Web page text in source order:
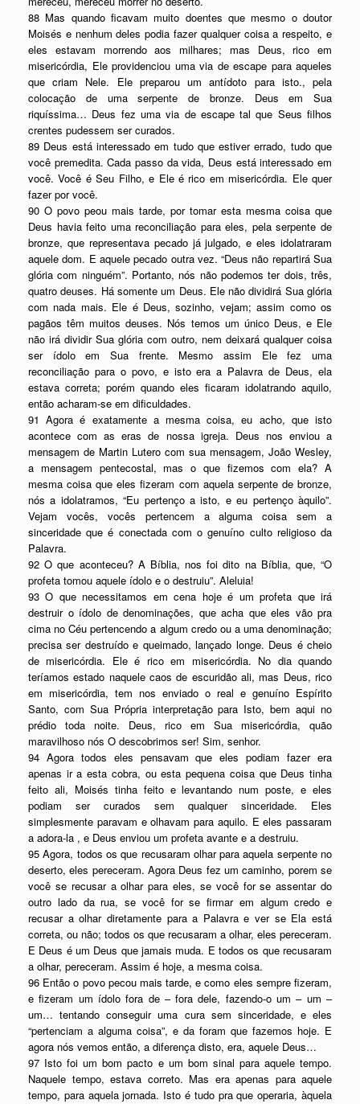
88 Mas quando ficavam muito doentes que mesmo o doutor
Moisés e nenhum deles podia fazer qualquer coisa a respeito, e
eles estavam morrendo aos milhares; mas Deus, rico em
misericórdia, Ele providenciou uma via de escape para aqueles
que criam Nele. Ele preparou um antídoto para isto., pela
colocação de uma serpente de bronze. Deus em Sua
riquíssima… Deus fez uma via de escape tal que Seus filhos
crentes pudessem ser curados.
89 Deus está interessado em tudo que estiver errado, tudo que
você premedita. Cada passo da vida, Deus está interessado em
você. Você é Seu Filho, e Ele é rico em misericórdia. Ele quer
fazer por você.
90 O povo peou mais tarde, por tomar esta mesma coisa que
Deus havia feito uma reconciliação para eles, pela serpente de
bronze, que representava pecado já julgado, e eles idolatraram
aquele dom. E aquele pecado outra vez. “Deus não repartirá Sua
glória com ninguém”. Portanto, nós não podemos ter dois, três,
quatro deuses. Há somente um Deus. Ele não dividirá Sua glória
com nada mais. Ele é Deus, sozinho, vejam; assim como os
pagãos têm muitos deuses. Nós temos um único Deus, e Ele
não irá dividir Sua glória com outro, nem deixará qualquer coisa
ser ídolo em Sua frente. Mesmo assim Ele fez uma
reconciliação para o povo, e isto era a Palavra de Deus, ela
estava correta; porém quando eles ficaram idolatrando aquilo,
então acharam-se em dificuldades.
91 Agora é exatamente a mesma coisa, eu acho, que isto
acontece com as eras de nossa igreja. Deus nos enviou a
mensagem de Martin Lutero com sua mensagem, João Wesley,
a mensagem pentecostal, mas o que fizemos com ela? A
mesma coisa que eles fizeram com aquela serpente de bronze,
nós a idolatramos, “Eu pertenço a isto, e eu pertenço àquilo”.
Vejam vocês, vocês pertencem a alguma coisa sem a
sinceridade que é conectada com o genuíno culto religioso da
Palavra.
92 O que aconteceu? A Bíblia, nos foi dito na Bíblia, que, “O
profeta tomou aquele ídolo e o destruiu”. Aleluia!
93 O que necessitamos em cena hoje é um profeta que irá
destruir o ídolo de denominações, que acha que eles vão pra
cima no Céu pertencendo a algum credo ou a uma denominação;
precisa ser destruído e queimado, lançado longe. Deus é cheio
de misericórdia. Ele é rico em misericórdia. No dia quando
teríamos estado naquele caos de escuridão ali, mas Deus, rico
em misericórdia, tem nos enviado o real e genuíno Espírito
Santo, com Sua Própria interpretação para Isto, bem aqui no
prédio toda noite. Deus, rico em Sua misericórdia, quão
maravilhoso nós O descobrimos ser! Sim, senhor.
94 Agora todos eles pensavam que eles podiam fazer era
apenas ir a esta cobra, ou esta pequena coisa que Deus tinha
feito ali, Moisés tinha feito e levantando num poste, e eles
podiam ser curados sem qualquer sinceridade. Eles
simplesmente paravam e olhavam para aquilo. E eles passaram
a adora-la , e Deus enviou um profeta avante e a destruiu.
95 Agora, todos os que recusaram olhar para aquela serpente no
deserto, eles pereceram. Agora Deus fez um caminho, porem se
você se recusar a olhar para eles, se você for se assentar do
outro lado da rua, se você for se firmar em algum credo e
recusar a olhar diretamente para a Palavra e ver se Ela está
correta, ou não; todos os que recusaram a olhar, eles pereceram.
E Deus é um Deus que jamais muda. E todos os que recusaram
a olhar, pereceram. Assim é hoje, a mesma coisa.
96 Então o povo pecou mais tarde, e como eles sempre fizeram,
e fizeram um ídolo fora de – fora dele, fazendo-o um – um –
um… tentando conseguir uma cura sem sinceridade, e eles
“pertenciam a alguma coisa”, e da foram que fazemos hoje. E
agora nós vemos então, a diferença disto, era, aquele Deus…
97 Isto foi um bom pacto e um bom sinal para aquele tempo.
Naquele tempo, estava correto. Mas era apenas para aquele
tempo, para aquela jornada. Isto é tudo pra que operaria, àquela